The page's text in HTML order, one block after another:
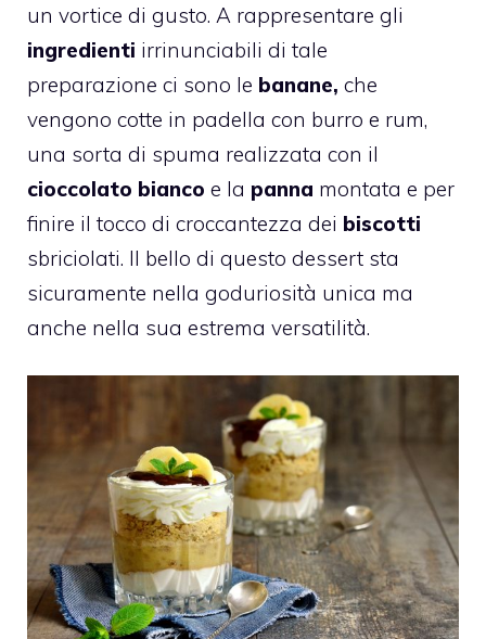
un vortice di gusto. A rappresentare gli
ingredienti irrinunciabili di tale
preparazione ci sono le banane, che
vengono cotte in padella con burro e rum,
una sorta di spuma realizzata con il
cioccolato bianco e la panna montata e per
finire il tocco di croccantezza dei biscotti
sbriciolati. Il bello di questo dessert sta
sicuramente nella goduriosità unica ma
anche nella sua estrema versatilità.